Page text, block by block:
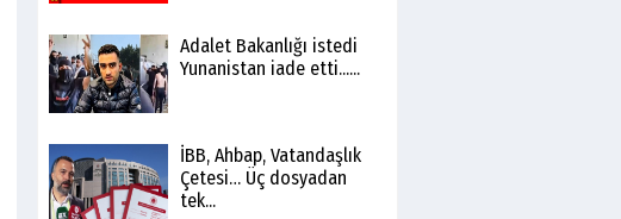
Adalet Bakanlığı istedi
Yunanistan iade etti......
İBB, Ahbap, Vatandaşlık
Çetesi… Üç dosyadan
tek...